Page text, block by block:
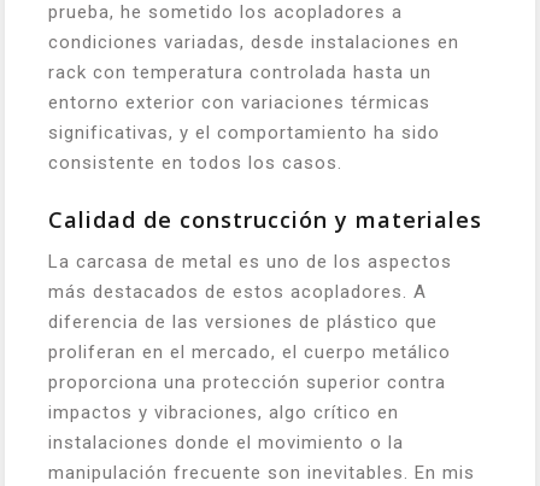
prueba, he sometido los acopladores a
condiciones variadas, desde instalaciones en
rack con temperatura controlada hasta un
entorno exterior con variaciones térmicas
significativas, y el comportamiento ha sido
consistente en todos los casos.
Calidad de construcción y materiales
La carcasa de metal es uno de los aspectos
más destacados de estos acopladores. A
diferencia de las versiones de plástico que
proliferan en el mercado, el cuerpo metálico
proporciona una protección superior contra
impactos y vibraciones, algo crítico en
instalaciones donde el movimiento o la
manipulación frecuente son inevitables. En mis